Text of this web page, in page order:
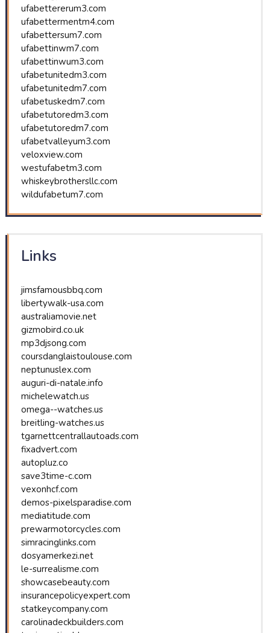
ufabettererum3.com
ufabettermentm4.com
ufabettersum7.com
ufabettinwm7.com
ufabettinwum3.com
ufabetunitedm3.com
ufabetunitedm7.com
ufabetuskedm7.com
ufabetutoredm3.com
ufabetutoredm7.com
ufabetvalleyum3.com
veloxview.com
westufabetm3.com
whiskeybrothersllc.com
wildufabetum7.com
Links
jimsfamousbbq.com
libertywalk-usa.com
australiamovie.net
gizmobird.co.uk
mp3djsong.com
coursdanglaistoulouse.com
neptunuslex.com
auguri-di-natale.info
michelewatch.us
omega--watches.us
breitling-watches.us
tgarnettcentrallautoads.com
fixadvert.com
autopluz.co
save3time-c.com
vexonhcf.com
demos-pixelsparadise.com
mediatitude.com
prewarmotorcycles.com
simracinglinks.com
dosyamerkezi.net
le-surrealisme.com
showcasebeauty.com
insurancepolicyexpert.com
statkeycompany.com
carolinadeckbuilders.com